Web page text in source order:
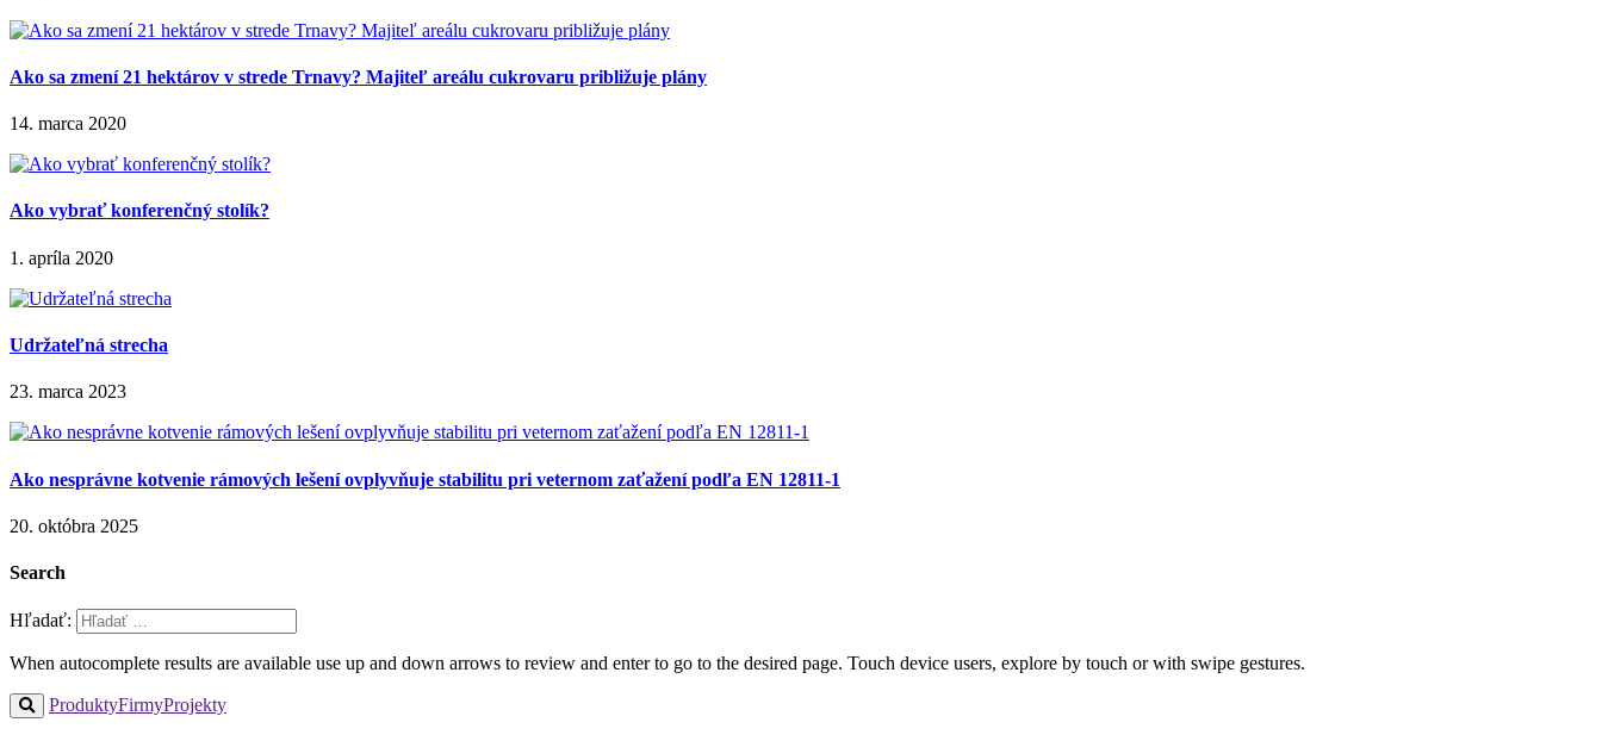
Ako sa zmení 21 hektárov v strede Trnavy? Majiteľ areálu cukrovaru približuje plány
14. marca 2020
Ako vybrať konferenčný stolík?
1. apríla 2020
Udržateľná strecha
23. marca 2023
Ako nesprávne kotvenie rámových lešení ovplyvňuje stabilitu pri veternom zaťažení podľa EN 12811-1
20. októbra 2025
Search
Hľadať:
When autocomplete results are available use up and down arrows to review and enter to go to the desired page. Touch device users, explore by touch or with swipe gestures.
ProduktyFirmyProjekty